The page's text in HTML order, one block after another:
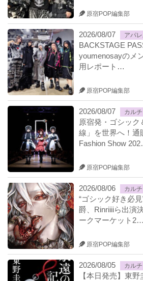
原宿POP編集部
2026/08/07 アパ
BACKSTAGE
youmenosayのメ
用レポート…
原宿POP編集部
2026/08/07 カル
原宿発・ゴシッ
線」を世界へ！通
Fashion Show
原宿POP編集部
2026/08/06 カル
“ゴシック好き必
爵、Rinriiiiら出演
ークマーケット2…
原宿POP編集部
2026/08/05 カル
【本日発売】東